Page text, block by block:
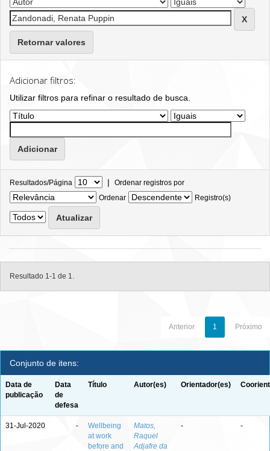
Retornar valores
Adicionar filtros:
Utilizar filtros para refinar o resultado de busca.
Resultados/Página | Ordenar registros por
Ordenar
Registro(s)
Resultado 1-1 de 1.
Anterior 1 Próximo
Conjunto de itens:
Data de
publicação
Data
de
defesa
Título Autor(es) Orientador(es)
31-Jul-2020 -
Wellbeing
at work
before and
Matos,
Raquel
Adjafre da
- -